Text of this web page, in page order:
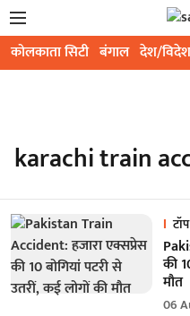
कोलकाता सिटी बंगाल देश/विदेश
karachi train
की
मौत
06